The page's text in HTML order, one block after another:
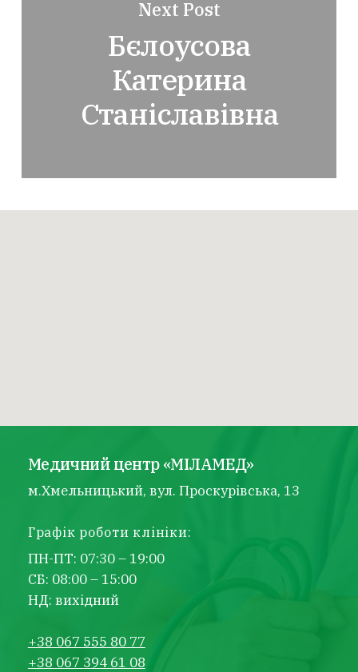
Next Post
Бєлоусова
Катерина
Станіславівна
Медичний центр «МІЛАМЕД»
м.Хмельницький, вул. Проскурівська, 13
Графік роботи клініки:
ПН-ПТ: 07:30 – 19:00
СБ: 08:00 – 15:00
НД: вихідний
+38 067 555 80 77
+38 067 394 61 08